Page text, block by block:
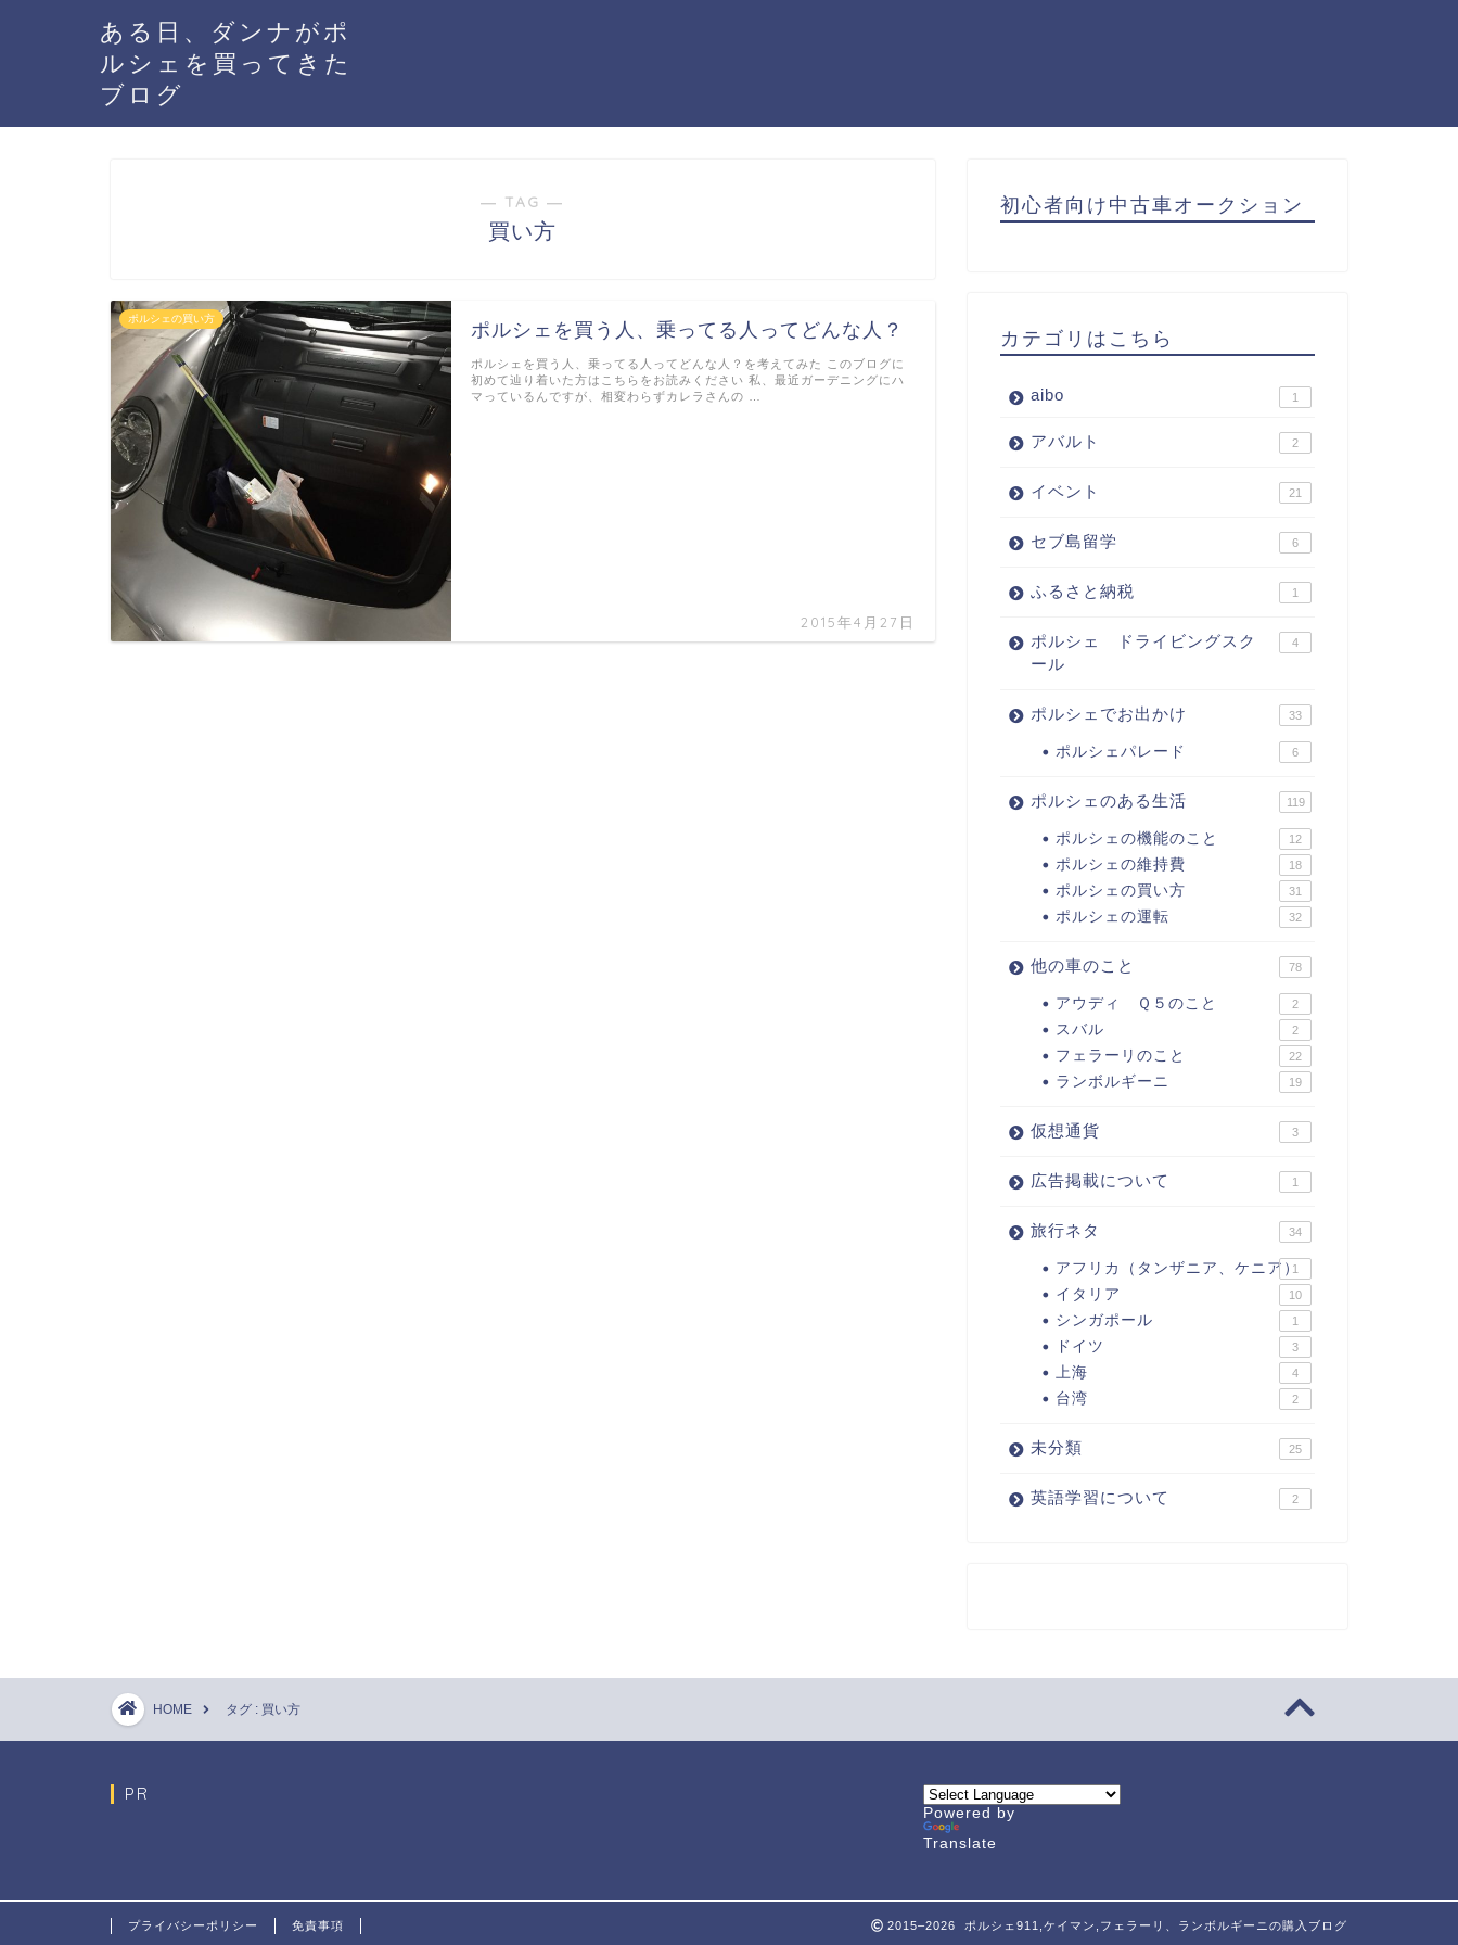
ある日、ダンナがポ
ルシェを買ってきた
ブログ
― TAG ―
買い方
ポルシェの買い方
ポルシェを買う人、乗ってる人ってどんな人？
2015年4月27日
ポルシェを買う人、乗ってる人ってどんな人？を考えてみた このブログに
初めて辿り着いた方はこちらをお読みください 私、最近ガーデニングにハ
マっているんですが、相変わらずカレラさんの …
初心者向け中古車オークション
カテゴリはこちら
aibo 1
アバルト 2
イベント 21
セブ島留学 6
ふるさと納税 1
ポルシェ ドライビングスク
ール
4
ポルシェでお出かけ 33
ポルシェパレード 6
ポルシェのある生活 119
ポルシェの機能のこと 12
ポルシェの維持費 18
ポルシェの買い方 31
ポルシェの運転 32
他の車のこと 78
アウディ Ｑ５のこと 2
スバル 2
フェラーリのこと 22
ランボルギーニ 19
仮想通貨 3
広告掲載について 1
旅行ネタ 34
アフリカ（タンザニア、ケニア）
1
イタリア 10
シンガポール 1
ドイツ 3
上海 4
台湾 2
未分類 25
英語学習について 2
HOME タグ : 買い方
PR
Powered by
Translate
プライバシーポリシー 免責事項 2015–2026 ポルシェ911,ケイマン,フェラーリ、ランボルギーニの購入ブログ